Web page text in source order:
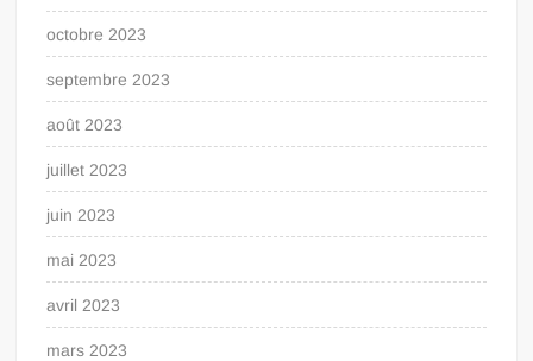
octobre 2023
septembre 2023
août 2023
juillet 2023
juin 2023
mai 2023
avril 2023
mars 2023